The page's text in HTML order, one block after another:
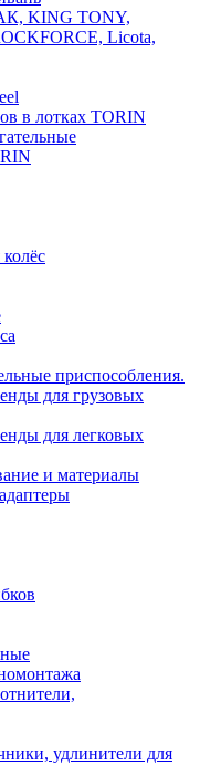
KING TONY,
Licota,
в лотках TORIN
приспособления.
для грузовых
для легковых
и материалы
удлинители для